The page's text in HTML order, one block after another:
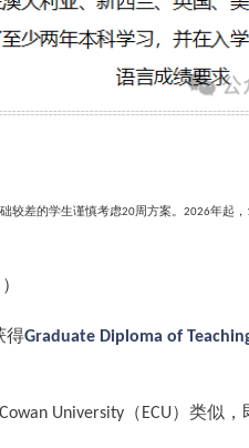
较差的学生谨慎考虑20周方案。 2026年起，
得Graduate Diploma of
University（ ECU）类似，